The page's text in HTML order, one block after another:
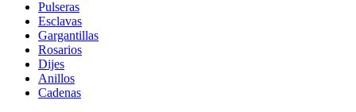
Pulseras
Esclavas
Gargantillas
Rosarios
Dijes
Anillos
Cadenas